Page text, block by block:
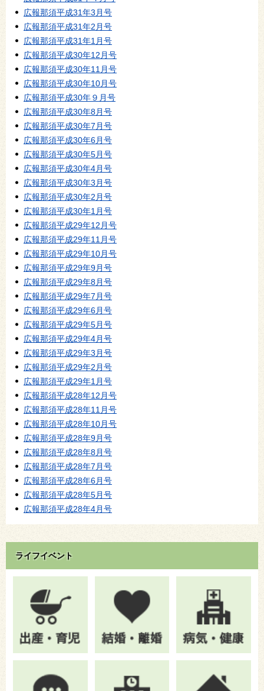
広報那須平成31年3月号
広報那須平成31年2月号
広報那須平成31年1月号
広報那須平成30年12月号
広報那須平成30年11月号
広報那須平成30年10月号
広報那須平成30年９月号
広報那須平成30年8月号
広報那須平成30年7月号
広報那須平成30年6月号
広報那須平成30年5月号
広報那須平成30年4月号
広報那須平成30年3月号
広報那須平成30年2月号
広報那須平成30年1月号
広報那須平成29年12月号
広報那須平成29年11月号
広報那須平成29年10月号
広報那須平成29年9月号
広報那須平成29年8月号
広報那須平成29年7月号
広報那須平成29年6月号
広報那須平成29年5月号
広報那須平成29年4月号
広報那須平成29年3月号
広報那須平成29年2月号
広報那須平成29年1月号
広報那須平成28年12月号
広報那須平成28年11月号
広報那須平成28年10月号
広報那須平成28年9月号
広報那須平成28年8月号
広報那須平成28年7月号
広報那須平成28年6月号
広報那須平成28年5月号
広報那須平成28年4月号
ライフイベント